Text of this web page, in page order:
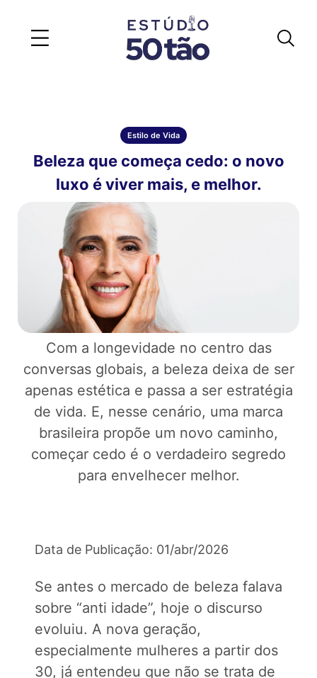
Estilo de Vida
Beleza que começa cedo: o novo
luxo é viver mais, e melhor.
Com a longevidade no centro das
conversas globais, a beleza deixa de ser
apenas estética e passa a ser estratégia
de vida. E, nesse cenário, uma marca
brasileira propõe um novo caminho,
começar cedo é o verdadeiro segredo
para envelhecer melhor.
Data de Publicação: 01/abr/2026
Se antes o mercado de beleza falava
sobre “anti idade”, hoje o discurso
evoluiu. A nova geração,
especialmente mulheres a partir dos
30, já entendeu que não se trata de